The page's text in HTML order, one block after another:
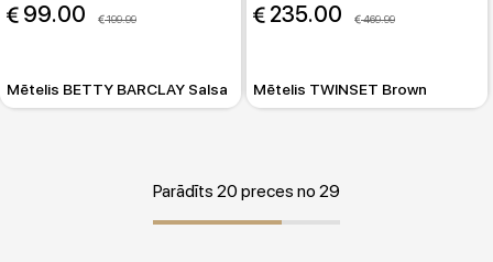
99.00 199.99
Mētelis BETTY BARCLAY Salsa
235.00 469.99
Mētelis TWINSET Brown
Parādīts 20 preces no 29